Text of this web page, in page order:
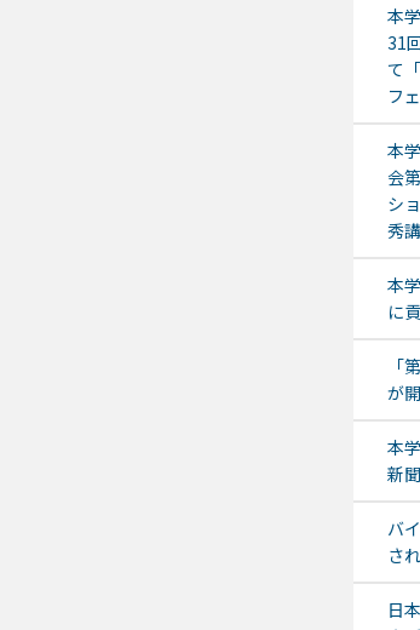
本
31
て
フ
本
会
シ
秀
本
に
「
が
本
新
バ
さ
日